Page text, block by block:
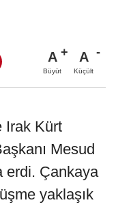
A
Büyüt
A
Küçült
Irak Kürt
Mesud
erdi. Çankaya
yaklaşık